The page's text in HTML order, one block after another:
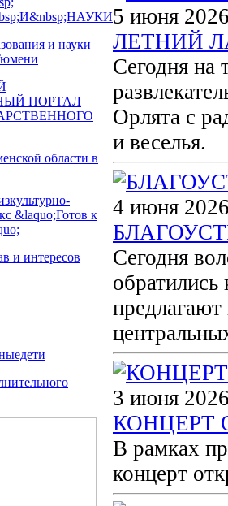
5 июня
ЛЕТНИЙ
Сегодня на
Орлята с
и веселья.
4 июня
Сегодня
предлагают
3 июня
КОНЦЕРТ
В рамках
концерт